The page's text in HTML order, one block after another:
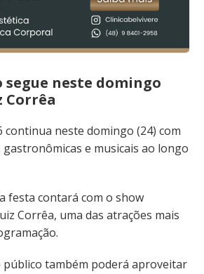
segue neste domingo
Corrêa
continua neste domingo (24) com
e musicais ao longo
festa contará com o show
Corrêa, uma das atrações mais
público também poderá aproveitar